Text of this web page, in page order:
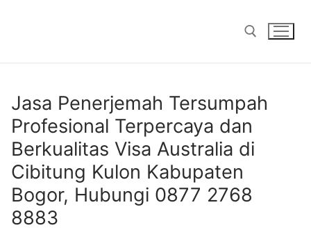
Jasa Penerjemah Tersumpah
Profesional Terpercaya dan
Berkualitas Visa Australia di
Cibitung Kulon Kabupaten
Bogor, Hubungi 0877 2768
8883